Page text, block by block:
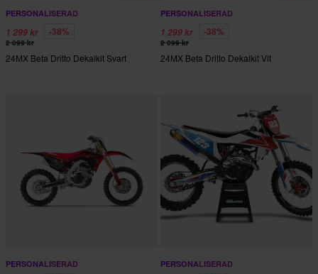
PERSONALISERAD
1 299 kr -38%
2 099 kr
24MX Beta Dritto Dekalkit Svart
PERSONALISERAD
1 299 kr -38%
2 099 kr
24MX Beta Dritto Dekalkit Vit
PERSONALISERAD PERSONALISERAD